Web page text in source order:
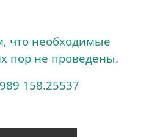
что необходимые
пор не проведены.
158.25537